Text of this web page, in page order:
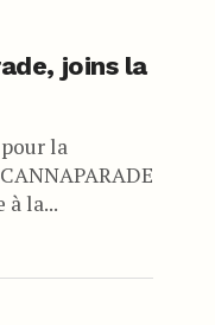
joins la
la
à la...